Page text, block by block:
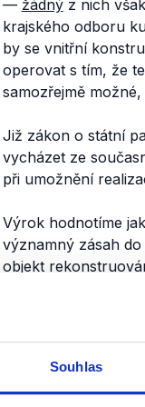
Souhlas
— žádnýz nich
krajského odboru
by se vnitřní
operovat s tím, že
samozřejmě
Již zákon o státní
vycházet ze
při umožnění
Výrok hodnotíme
významný zásah
objekt
Ministerstvo
ještě před tím, než